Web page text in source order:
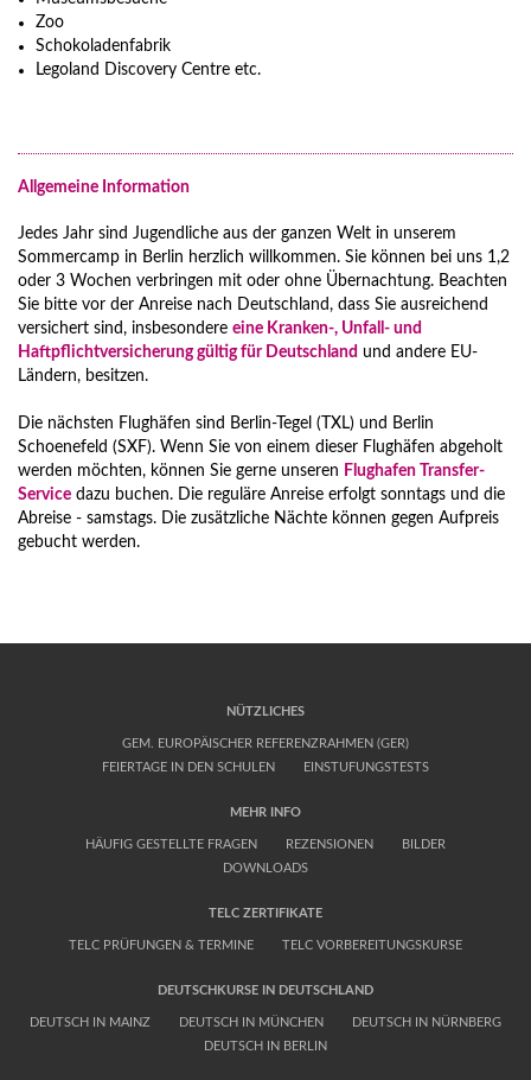
Zoo
Schokoladenfabrik
Legoland Discovery Centre etc.
Allgemeine Information
Jedes Jahr sind Jugendliche aus der ganzen Welt in unserem
Sommercamp in Berlin herzlich willkommen. Sie können bei uns 1,2
oder 3 Wochen verbringen mit oder ohne Übernachtung. Beachten
Sie bitte vor der Anreise nach Deutschland, dass Sie ausreichend
versichert sind, insbesondere eine Kranken-, Unfall- und
Haftpflichtversicherung gültig für Deutschland und andere EU-
Ländern, besitzen.
Die nächsten Flughäfen sind Berlin-Tegel (TXL) und Berlin
Schoenefeld (SXF). Wenn Sie von einem dieser Flughäfen abgeholt
werden möchten, können Sie gerne unseren Flughafen Transfer-
Service dazu buchen. Die reguläre Anreise erfolgt sonntags und die
Abreise - samstags. Die zusätzliche Nächte können gegen Aufpreis
gebucht werden.
NÜTZLICHES
GEM. EUROPÄISCHER REFERENZRAHMEN (GER)
FEIERTAGE IN DEN SCHULEN
EINSTUFUNGSTESTS
MEHR INFO
HÄUFIG GESTELLTE FRAGEN REZENSIONEN
BILDER
DOWNLOADS
TELC ZERTIFIKATE
TELC PRÜFUNGEN & TERMINE TELC VORBEREITUNGSKURSE
DEUTSCHKURSE IN DEUTSCHLAND
DEUTSCH IN MAINZ DEUTSCH IN MÜNCHEN
DEUTSCH IN NÜRNBERG
DEUTSCH IN BERLIN